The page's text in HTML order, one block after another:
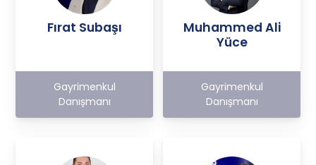
Fırat Subaşı
Gayrimenkul
Danışmanı
Muhammed Ali
Yüce
Gayrimenkul
Danışmanı